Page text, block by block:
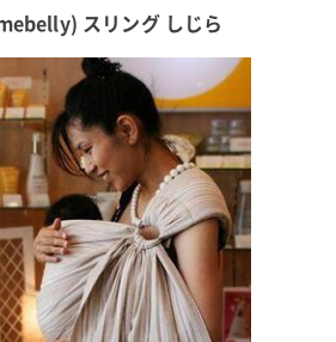
スリング しじら